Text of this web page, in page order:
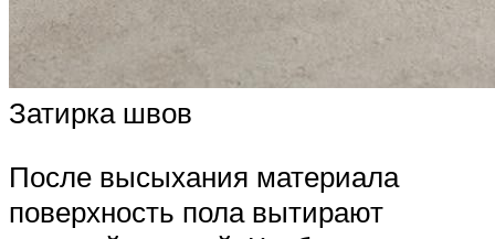
Затирка швов
После высыхания материала
поверхность пола вытирают